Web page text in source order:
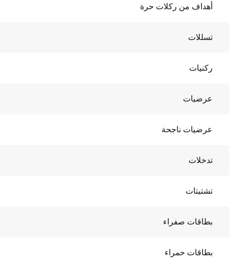
أهداف من ركلات حرة
تسللات
ركنيات
عرضيات
عرضيات ناجحة
تدخلات
تشتيتات
بطاقات صفراء
بطاقات حمراء